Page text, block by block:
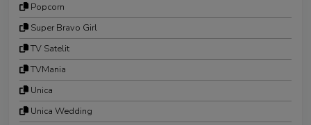
Popcorn
Super Bravo Girl
TV Satelit
TVMania
Unica
Unica Wedding